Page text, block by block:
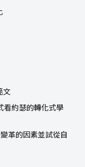
文
看約瑟的轉化式學
革的因素並試從自